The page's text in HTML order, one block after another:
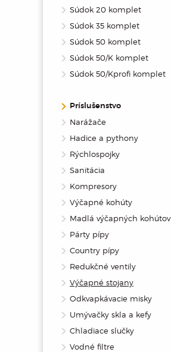
Súdok 20 komplet
Súdok 35 komplet
Súdok 50 komplet
Súdok 50/K komplet
Súdok 50/Kprofi komplet
Príslušenstvo
Narážače
Hadice a pythony
Rýchlospojky
Sanitácia
Kompresory
Výčapné kohúty
Madlá výčapných kohútov
Párty pípy
Country pípy
Redukčné ventily
Výčapné stojany
Odkvapkávacie misky
Umývačky skla a kefy
Chladiace slučky
Vodné filtre